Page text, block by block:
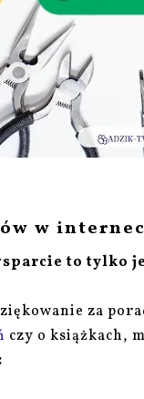
w
to tylko
za
czy o książkach,